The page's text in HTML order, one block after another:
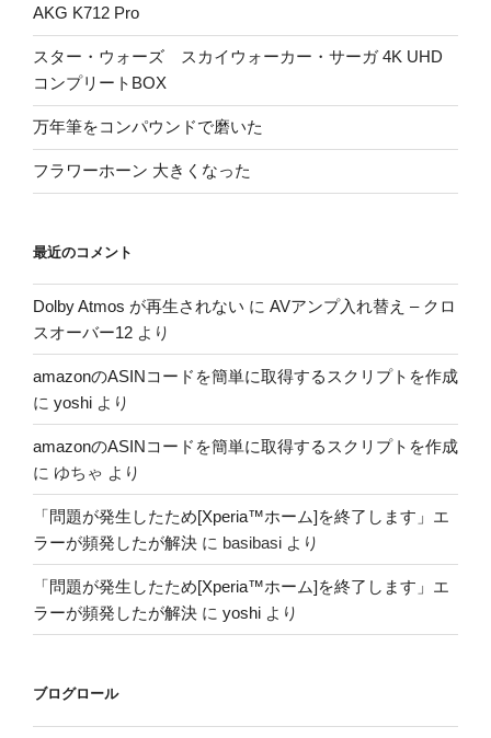
AKG K712 Pro
スター・ウォーズ スカイウォーカー・サーガ 4K UHD
コンプリートBOX
万年筆をコンパウンドで磨いた
フラワーホーン 大きくなった
最近のコメント
Dolby Atmos が再生されない に AVアンプ入れ替え – クロ
スオーバー12 より
amazonのASINコードを簡単に取得するスクリプトを作成
に yoshi より
amazonのASINコードを簡単に取得するスクリプトを作成
に ゆちゃ より
「問題が発生したため[Xperia™ホーム]を終了します」エ
ラーが頻発したが解決 に basibasi より
「問題が発生したため[Xperia™ホーム]を終了します」エ
ラーが頻発したが解決 に yoshi より
ブログロール